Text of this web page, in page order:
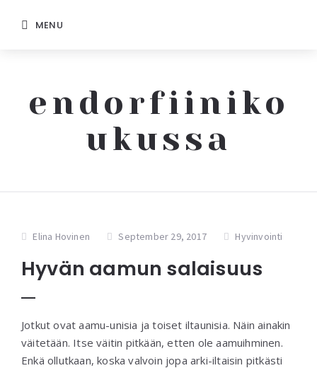
MENU
endorfiiniko
ukussa
Elina Hovinen September 29, 2017 Hyvinvointi
Hyvän aamun salaisuus
Jotkut ovat aamu-unisia ja toiset iltaunisia. Näin ainakin
väitetään. Itse väitin pitkään, etten ole aamuihminen.
Enkä ollutkaan, koska valvoin jopa arki-iltaisin pitkästi